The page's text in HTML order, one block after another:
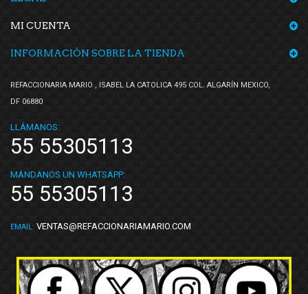
MI CUENTA
INFORMACIÓN SOBRE LA TIENDA
REFACCIONARIA MARIO , ISABEL LA CATOLICA 495 COL. ALGARÍN MEXICO,
DF 06880
LLÁMANOS:
55 55305113
MÁNDANOS UN WHATSAPP:
55 55305113
EMAIL: VENTAS@REFACCIONARIAMARIO.COM